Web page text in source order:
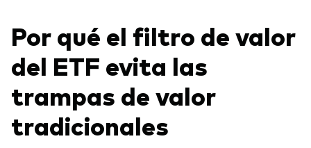
Por qué el filtro de valor
del ETF evita las
trampas de valor
tradicionales